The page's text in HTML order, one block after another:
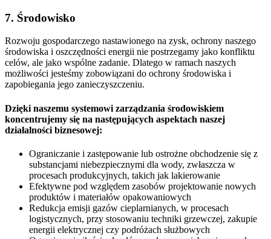
7. Środowisko
Rozwoju gospodarczego nastawionego na zysk, ochrony naszego
środowiska i oszczędności energii nie postrzegamy jako konfliktu
celów, ale jako wspólne zadanie. Dlatego w ramach naszych
możliwości jesteśmy zobowiązani do ochrony środowiska i
zapobiegania jego zanieczyszczeniu.
Dzięki naszemu systemowi zarządzania środowiskiem
koncentrujemy się na następujących aspektach naszej
działalności biznesowej:
Ograniczanie i zastępowanie lub ostrożne obchodzenie się z
substancjami niebezpiecznymi dla wody, zwłaszcza w
procesach produkcyjnych, takich jak lakierowanie
Efektywne pod względem zasobów projektowanie nowych
produktów i materiałów opakowaniowych
Redukcja emisji gazów cieplarnianych, w procesach
logistycznych, przy stosowaniu techniki grzewczej, zakupie
energii elektrycznej czy podróżach służbowych